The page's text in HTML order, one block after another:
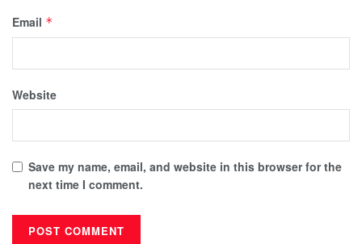
Email *
Website
Save my name, email, and website in this browser for the
next time I comment.